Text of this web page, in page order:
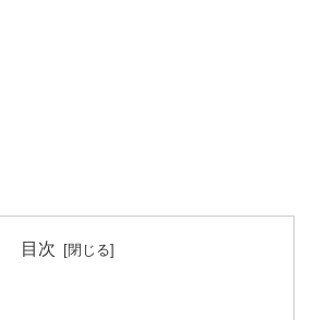
目次